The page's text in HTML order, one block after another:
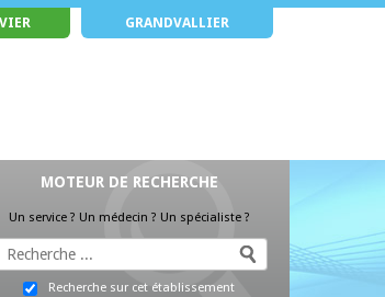
GRANDVALLIER
MOTEUR DE RECHERCHE
Un service ? Un médecin ? Un spécialiste ?
Recherche sur cet établissement